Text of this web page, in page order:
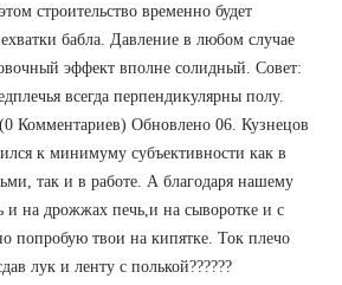
строительство временно будет
бабла. Давление в любом случае
эффект вполне солидный. Совет:
всегда перпендикулярны полу.
Комментариев) Обновлено 06. Кузнецов
к минимуму субъективности как в
так и в работе. А благодаря нашему
и на дрожжах печь,и на сыворотке и с
попробую твои на кипятке. Ток плечо
лук и ленту с полькой??????